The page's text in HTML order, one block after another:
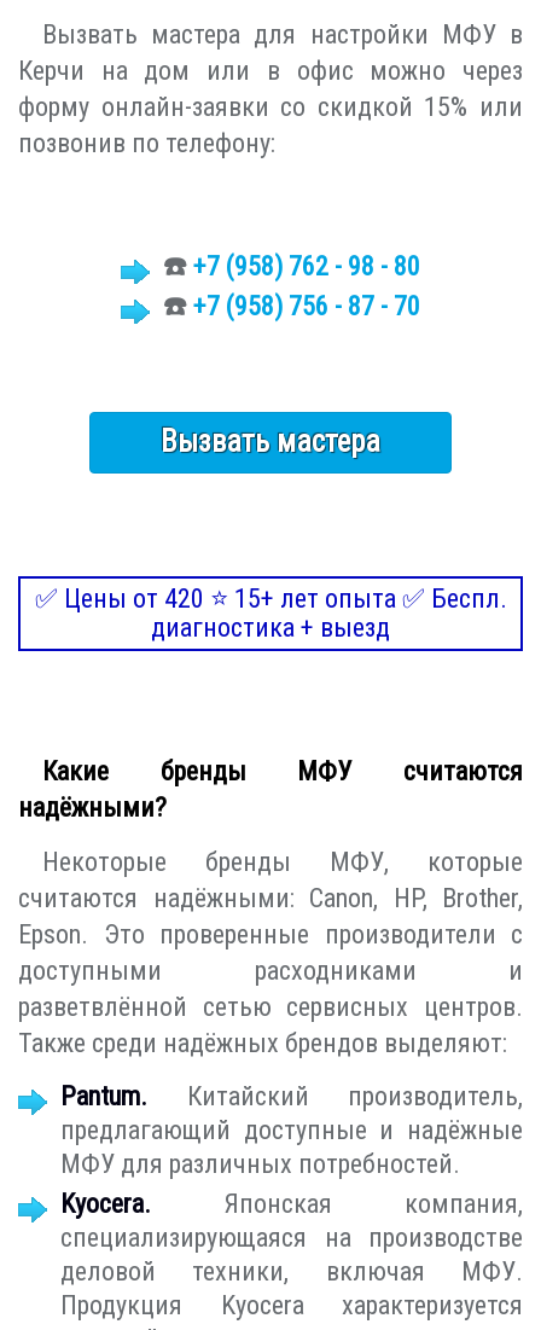
Вызвать мастера для настройки МФУ в
Керчи на дом или в офис можно через
форму онлайн-заявки со скидкой 15% или
позвонив по телефону:
☎️ +7 (958) 762 - 98 - 80
☎️ +7 (958) 756 - 87 - 70
Вызвать мастера
✅ Цены от 420 ⭐ 15+ лет опыта ✅ Беспл.
диагностика + выезд
Какие бренды МФУ считаются
надёжными?
Некоторые бренды МФУ, которые
считаются надёжными: Canon, HP, Brother,
Epson. Это проверенные производители с
доступными расходниками и
разветвлённой сетью сервисных центров.
Также среди надёжных брендов выделяют:
Pantum. Китайский производитель,
предлагающий доступные и надёжные
МФУ для различных потребностей.
Kyocera. Японская компания,
специализирующаяся на производстве
деловой техники, включая МФУ.
Продукция Kyocera характеризуется